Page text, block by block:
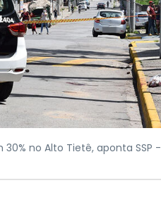
no Alto Tietê, aponta SSP -